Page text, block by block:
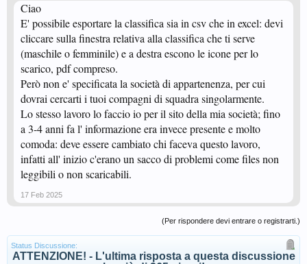
Ciao
E' possibile esportare la classifica sia in csv che in excel: devi
cliccare sulla finestra relativa alla classifica che ti serve
(maschile o femminile) e a destra escono le icone per lo
scarico, pdf compreso.
Però non e' specificata la società di appartenenza, per cui
dovrai cercarti i tuoi compagni di squadra singolarmente.
Lo stesso lavoro lo faccio io per il sito della mia società; fino
a 3-4 anni fa l' informazione era invece presente e molto
comoda: deve essere cambiato chi faceva questo lavoro,
infatti all' inizio c'erano un sacco di problemi come files non
leggibili o non scaricabili.
17 Feb 2025
(Per rispondere devi entrare o registrarti.)
Status Discussione:
ATTENZIONE! - L'ultima risposta a questa discussione